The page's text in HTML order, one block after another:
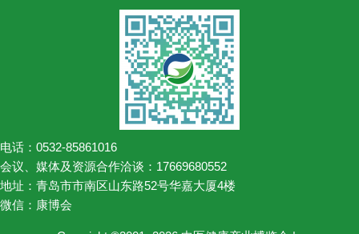
电话：0532-85861016
会议、媒体及资源合作洽谈：17669680552
地址：青岛市市南区山东路52号华嘉大厦4楼
微信：康博会